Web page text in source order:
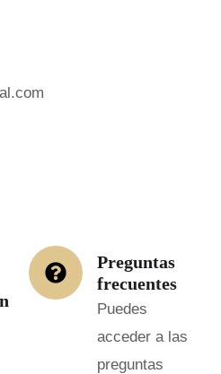
Preguntas
frecuentes
Puedes
acceder a las
preguntas